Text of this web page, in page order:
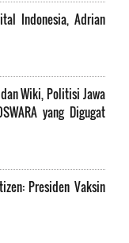
Indonesia, Adrian
dan Wiki, Politisi Jawa
yang Digugat
Presiden Vaksin